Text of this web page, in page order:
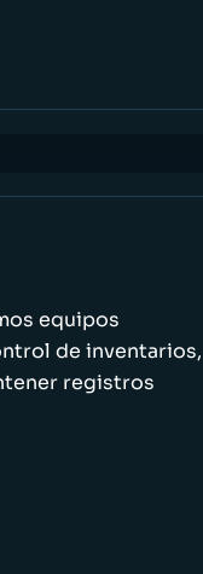
equipos
de inventarios,
registros